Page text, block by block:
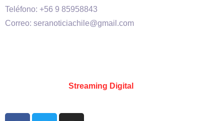
Teléfono: +56 9 85958843
Correo: seranoticiachile@gmail.com
Streaming Digital